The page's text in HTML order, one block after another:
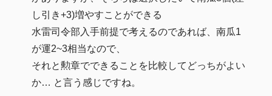
し引き+3)増やすことができる
水雷司令部入手前提で考えるのであれば、南瓜1
が運2~3相当なので、
それと勲章でできることを比較してどっちがよい
か… と言う感じですね。